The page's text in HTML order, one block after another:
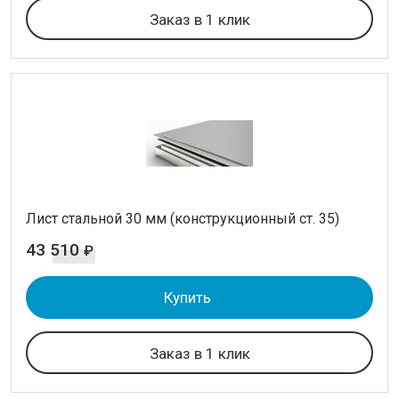
Заказ в 1 клик
Лист стальной 30 мм (конструкционный ст. 35)
43 510 ₽
Купить
Заказ в 1 клик